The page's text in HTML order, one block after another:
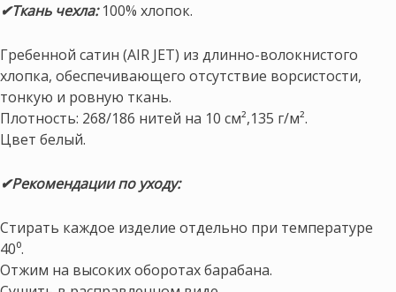
✔Ткань чехла: 100% хлопок.
Гребенной сатин (AIR JET) из длинно-волокнистого
хлопка, обеспечивающего отсутствие ворсистости,
тонкую и ровную ткань.
Плотность: 268/186 нитей на 10 см²,135 г/м².
Цвет белый.
✔Рекомендации по уходу:
Стирать каждое изделие отдельно при температуре
40⁰.
Отжим на высоких оборотах барабана.